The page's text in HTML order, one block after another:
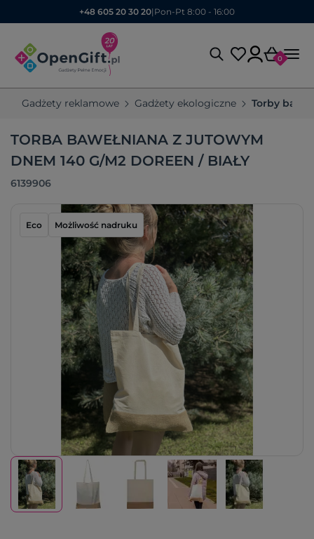
+48 605 20 30 20| Pon-Pt 8:00 - 16:00
0
Gadżety reklamowe Gadżety ekologiczne Torby
TORBA BAWEŁNIANA Z JUTOWYM
DNEM 140 G/M2 DOREEN / BIAŁY
6139906
Eco Możliwość nadruku